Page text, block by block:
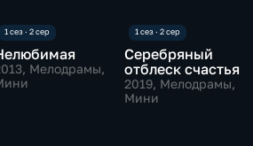
, Мелодрамы,
Серебряный
отблеск счастья
2019, Мелодрамы,
Мини